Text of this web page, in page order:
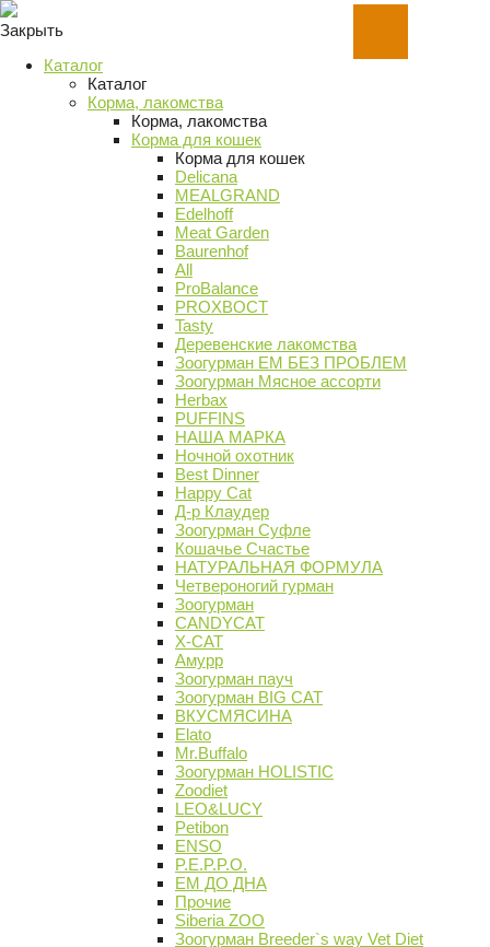
Закрыть
Каталог
Каталог
Корма, лакомства
Корма, лакомства
Корма для кошек
Корма для кошек
Delicana
MEALGRAND
Edelhoff
Meat Garden
Baurenhof
All
ProBalance
PROХВОСТ
Tasty
Деревенские лакомства
Зоогурман ЕМ БЕЗ ПРОБЛЕМ
Зоогурман Мясное ассорти
Herbax
PUFFINS
НАША МАРКА
Ночной охотник
Best Dinner
Happy Cat
Д-р Клаудер
Зоогурман Суфле
Кошачье Счастье
НАТУРАЛЬНАЯ ФОРМУЛА
Четвероногий гурман
Зоогурман
CANDYCAT
X-CAT
Амурр
Зоогурман пауч
Зоогурман BIG CAT
ВКУСМЯСИНА
Elato
Mr.Buffalo
Зоогурман HOLISTIC
Zoodiet
LEO&LUCY
Petibon
ENSO
P.E.P.P.O.
ЕМ ДО ДНА
Прочие
Siberia ZOO
Зоогурман Breeder`s way Vet Diet